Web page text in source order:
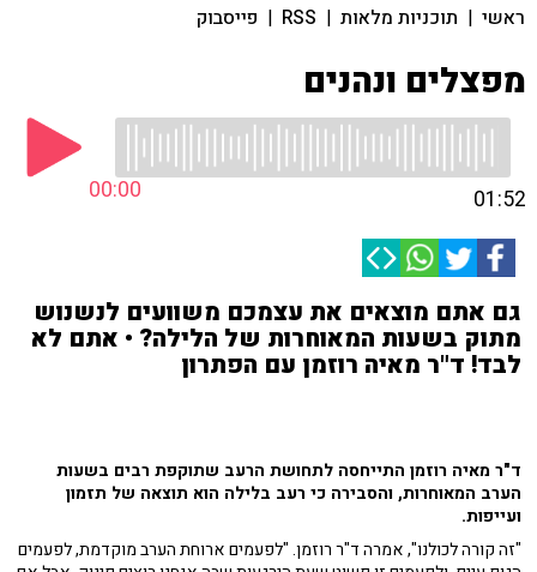
ראשי | תוכניות מלאות |
RSS
| פייסבוק
מפצלים ונהנים
00:00 01:52
גם אתם מוצאים את עצמכם משוועים לנשנוש
מתוק בשעות המאוחרות של הלילה? • אתם לא
לבד! ד"ר מאיה רוזמן עם הפתרון
ד"ר מאיה רוזמן התייחסה לתחושת הרעב שתוקפת רבים בשעות
הערב המאוחרות, והסבירה כי רעב בלילה הוא תוצאה של תזמון
ועייפות.
"זה קורה לכולנו", אמרה ד"ר רוזמן. "לפעמים ארוחת הערב מוקדמת, לפעמים